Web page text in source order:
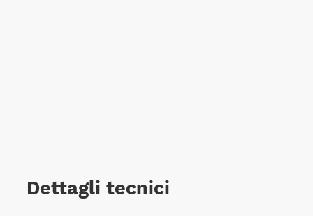
Dettagli tecnici